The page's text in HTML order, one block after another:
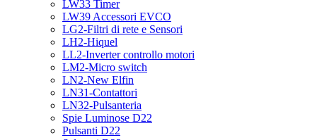
LW33 Timer
LW39 Accessori EVCO
LG2-Filtri di rete e Sensori
LH2-Hiquel
LL2-Inverter controllo motori
LM2-Micro switch
LN2-New Elfin
LN31-Contattori
LN32-Pulsanteria
Spie Luminose D22
Pulsanti D22